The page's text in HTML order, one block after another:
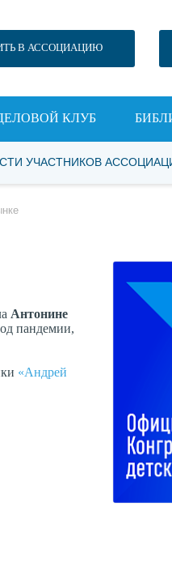
В АССОЦИАЦИЮ
КЛУБ
УЧАСТНИКОВ
Антонине
пандемии,
«Андрей